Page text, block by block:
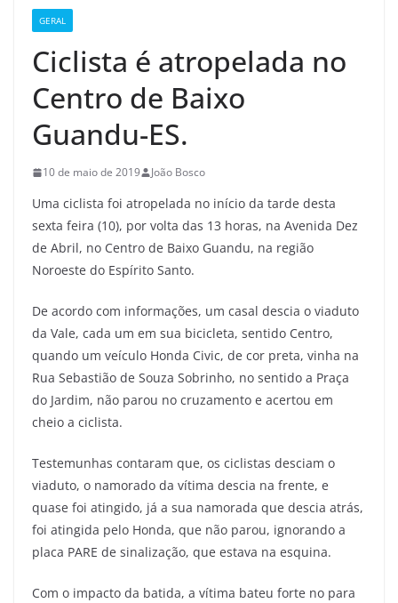
GERAL
Ciclista é atropelada no
Centro de Baixo
Guandu-ES.
10 de maio de 2019 João Bosco
Uma ciclista foi atropelada no início da tarde desta
sexta feira (10), por volta das 13 horas, na Avenida Dez
de Abril, no Centro de Baixo Guandu, na região
Noroeste do Espírito Santo.
De acordo com informações, um casal descia o viaduto
da Vale, cada um em sua bicicleta, sentido Centro,
quando um veículo Honda Civic, de cor preta, vinha na
Rua Sebastião de Souza Sobrinho, no sentido a Praça
do Jardim, não parou no cruzamento e acertou em
cheio a ciclista.
Testemunhas contaram que, os ciclistas desciam o
viaduto, o namorado da vítima descia na frente, e
quase foi atingido, já a sua namorada que descia atrás,
foi atingida pelo Honda, que não parou, ignorando a
placa PARE de sinalização, que estava na esquina.
Com o impacto da batida, a vítima bateu forte no para